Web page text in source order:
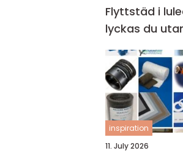
Flyttstäd i luleå
lyckas du
inspiration
11. July 2026